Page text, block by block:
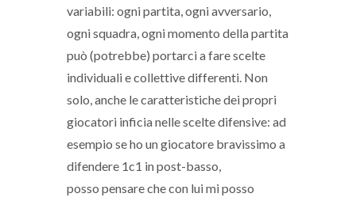
variabili: ogni partita, ogni avversario,
ogni squadra, ogni momento della partita
può (potrebbe) portarci a fare scelte
individuali e collettive differenti. Non
solo, anche le caratteristiche dei propri
giocatori inficia nelle scelte difensive: ad
esempio se ho un giocatore bravissimo a
difendere 1c1 in post-basso,
posso pensare che con lui mi posso